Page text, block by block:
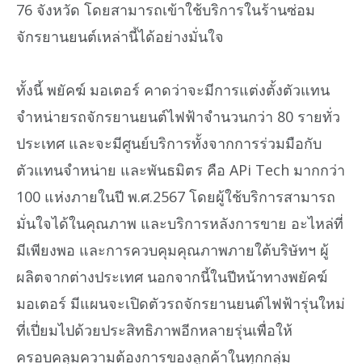
76 จังหวัด โดยสามารถเข้าใช้บริการในร้านซ่อม
จักรยานยนต์เหล่านี้ได้อย่างมั่นใจ
ทั้งนี้ พยัคฆ์ มอเตอร์ คาดว่าจะมีการแต่งตั้งตัวแทน
จำหน่ายรถจักรยานยนต์ไฟฟ้าจำนวนกว่า 80 รายทั่ว
ประเทศ และจะมีศูนย์บริการทั้งจากการร่วมมือกับ
ตัวแทนจำหน่าย และพันธมิตร คือ APi Tech มากกว่า
100 แห่งภายในปี พ.ศ.2567 โดยผู้ใช้บริการสามารถ
มั่นใจได้ในคุณภาพ และบริการหลังการขาย อะไหล่ที่
มีเพียงพอ และการควบคุมคุณภาพภายใต้บริษัทฯ ผู้
ผลิตจากต่างประเทศ นอกจากนี้ในปีหน้าทางพยัคฆ์
มอเตอร์ มีแผนจะเปิดตัวรถจักรยานยนต์ไฟฟ้ารุ่นใหม่
ที่เปี่ยมไปด้วยประสิทธิภาพอีกหลายรุ่นเพื่อให้
ครอบคลุมความต้องการของลูกค้าในทุกกลุ่ม